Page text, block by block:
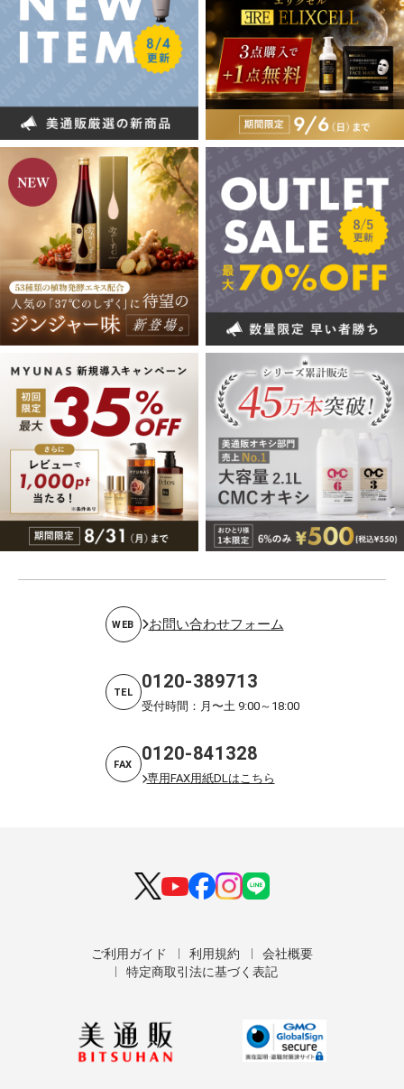
WEB お問い合わせフォーム
TEL 0120-389713
受付時間：月〜土 9:00～18:00
FAX 0120-841328
専用FAX用紙DLはこちら
ご利用ガイド 利用規約
会社概要
特定商取引法に基づく表記